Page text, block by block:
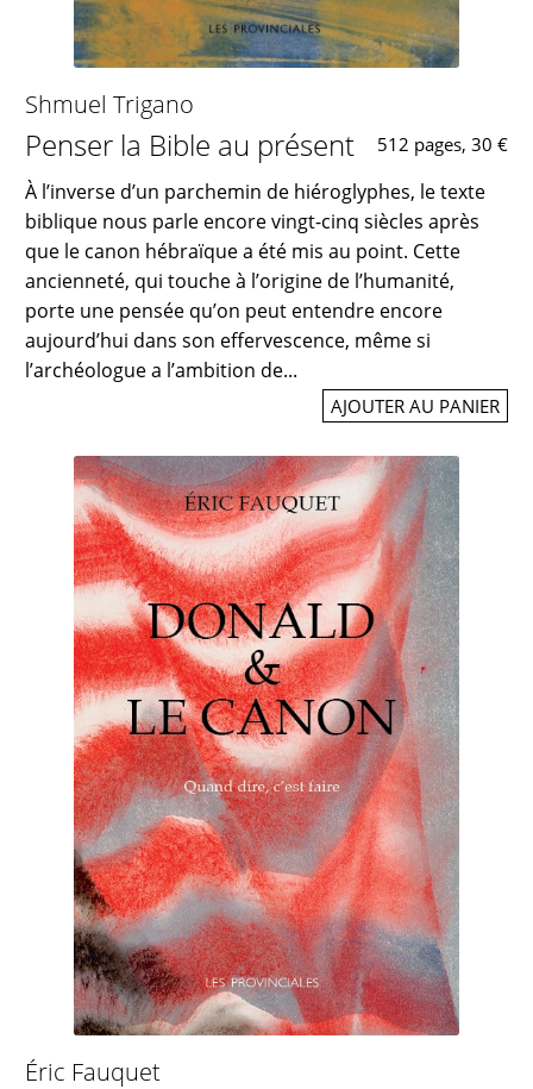
Shmuel Trigano
Penser la Bible au présent 512 pages, 30 €
À l’inverse d’un parchemin de hiéroglyphes, le texte
biblique nous parle encore vingt-cinq siècles après
que le canon hébraïque a été mis au point. Cette
ancienneté, qui touche à l’origine de l’humanité,
porte une pensée qu’on peut entendre encore
aujourd’hui dans son effervescence, même si
l’archéologue a l’ambition de...
AJOUTER AU PANIER
Éric Fauquet